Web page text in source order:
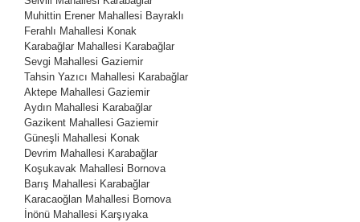
Muhittin Erener Mahallesi Bayraklı
Ferahlı Mahallesi Konak
Karabağlar Mahallesi Karabağlar
Sevgi Mahallesi Gaziemir
Tahsin Yazıcı Mahallesi Karabağlar
Aktepe Mahallesi Gaziemir
Aydın Mahallesi Karabağlar
Gazikent Mahallesi Gaziemir
Güneşli Mahallesi Konak
Devrim Mahallesi Karabağlar
Koşukavak Mahallesi Bornova
Barış Mahallesi Karabağlar
Karacaoğlan Mahallesi Bornova
İnönü Mahallesi Karşıyaka